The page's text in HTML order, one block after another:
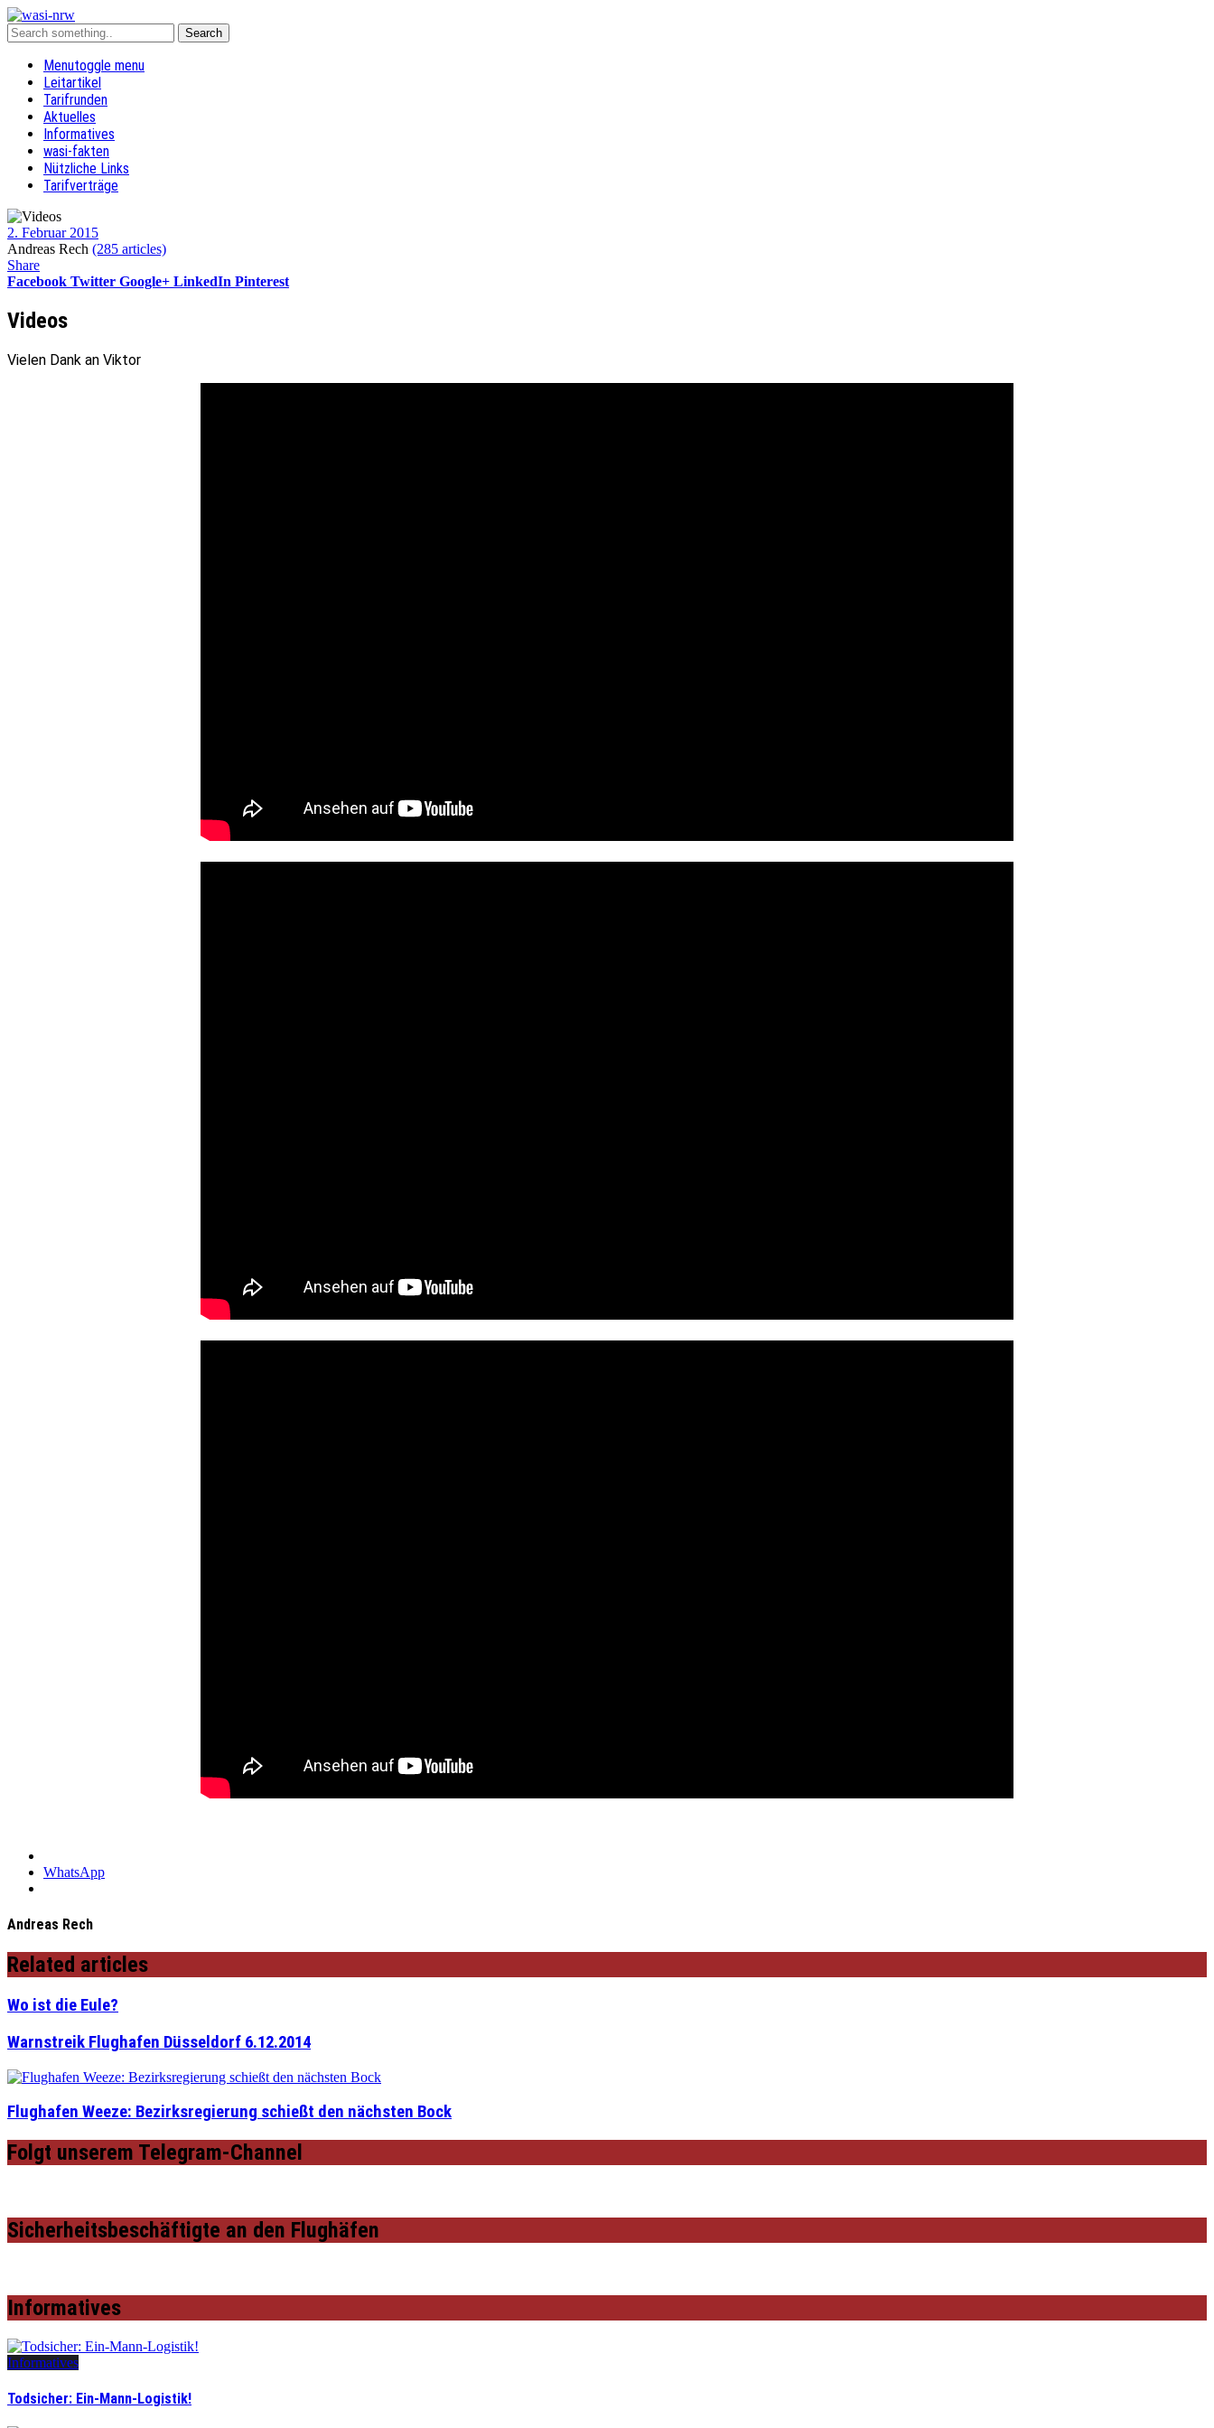
Menutoggle menu
Leitartikel
Tarifrunden
Aktuelles
Informatives
wasi-fakten
Nützliche Links
Tarifverträge
2. Februar 2015
Andreas Rech (285 articles)
Share
Facebook Twitter Google+ LinkedIn Pinterest
Videos
Vielen Dank an Viktor
WhatsApp
Andreas Rech
Related articles
Wo ist die Eule?
Warnstreik Flughafen Düsseldorf 6.12.2014
Flughafen Weeze: Bezirksregierung schießt den nächsten Bock
Folgt unserem Telegram-Channel
Sicherheitsbeschäftigte an den Flughäfen
Informatives
Informatives
Todsicher: Ein-Mann-Logistik!